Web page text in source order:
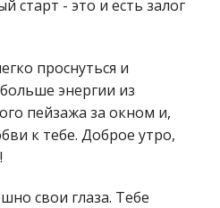
старт - это и есть залог
проснуться и
энергии из
пейзажа за окном и,
к тебе. Доброе утро,
свои глаза. Тебе